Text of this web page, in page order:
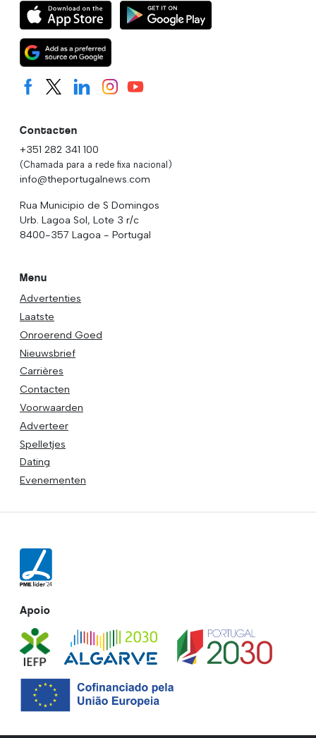
Contacten
+351 282 341 100
(Chamada para a rede fixa nacional)
info@theportugalnews.com
Rua Municipio de S Domingos
Urb. Lagoa Sol, Lote 3 r/c
8400-357 Lagoa - Portugal
Menu
Advertenties
Laatste
Onroerend Goed
Nieuwsbrief
Carrières
Contacten
Voorwaarden
Adverteer
Spelletjes
Dating
Evenementen
Apoio